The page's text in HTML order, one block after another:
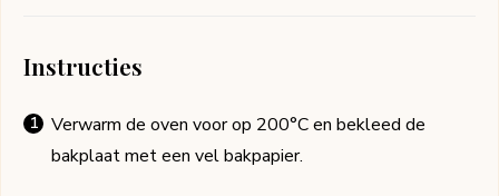
Instructies
Verwarm de oven voor op 200°C en bekleed de
bakplaat met een vel bakpapier.